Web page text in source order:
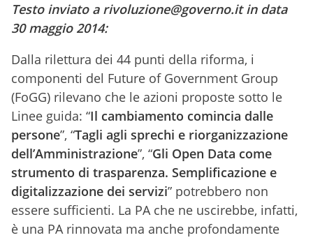
Testo inviato a rivoluzione@governo.it in data
30 maggio 2014:
Dalla rilettura dei 44 punti della riforma, i
componenti del Future of Government Group
(FoGG) rilevano che le azioni proposte sotto le
Linee guida: “Il cambiamento comincia dalle
persone”, “Tagli agli sprechi e riorganizzazione
dell’Amministrazione”, “Gli Open Data come
strumento di trasparenza. Semplificazione e
digitalizzazione dei servizi” potrebbero non
essere sufficienti. La PA che ne uscirebbe, infatti,
è una PA rinnovata ma anche profondamente